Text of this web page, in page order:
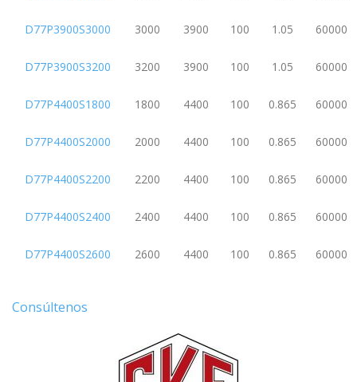
D77P3900S3000 3000 3900 100 1.05 60000
D77P3900S3200 3200 3900 100 1.05 60000
D77P4400S1800 1800 4400 100 0.865 60000
D77P4400S2000 2000 4400 100 0.865 60000
D77P4400S2200 2200 4400 100 0.865 60000
D77P4400S2400 2400 4400 100 0.865 60000
D77P4400S2600 2600 4400 100 0.865 60000
Consúltenos